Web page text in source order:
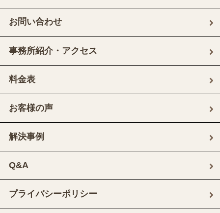
お問い合わせ
事務所紹介・アクセス
料金表
お客様の声
解決事例
Q&A
プライバシーポリシー